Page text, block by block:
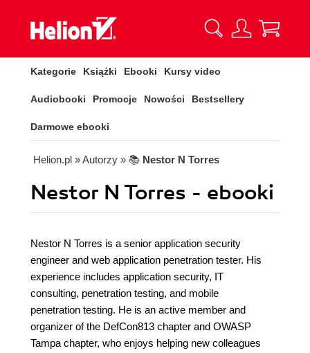
Kategorie Książki Ebooki Kursy video
Audiobooki Promocje Nowości Bestsellery
Darmowe ebooki
Helion.pl » Autorzy » 📚 Nestor N Torres
Nestor N Torres - ebooki
Nestor N Torres is a senior application security
engineer and web application penetration tester. His
experience includes application security, IT
consulting, penetration testing, and mobile
penetration testing. He is an active member and
organizer of the DefCon813 chapter and OWASP
Tampa chapter, who enjoys helping new colleagues